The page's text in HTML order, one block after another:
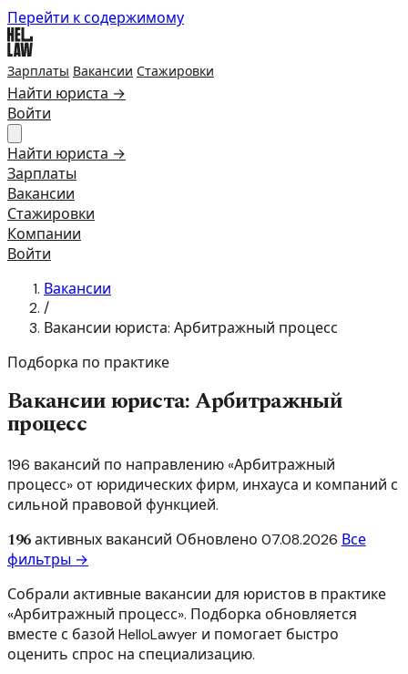
Перейти к содержимому
Зарплаты Вакансии Стажировки
Найти юриста →
Войти
Найти юриста →
Зарплаты
Вакансии
Стажировки
Компании
Войти
Вакансии
/
Вакансии юриста: Арбитражный процесс
Подборка по практике
Вакансии юриста: Арбитражный
процесс
196 вакансий по направлению «Арбитражный
процесс» от юридических фирм, инхауса и компаний с
сильной правовой функцией.
196 активных вакансий Обновлено 07.08.2026 Все
фильтры →
Собрали активные вакансии для юристов в практике
«Арбитражный процесс». Подборка обновляется
вместе с базой HelloLawyer и помогает быстро
оценить спрос на специализацию.